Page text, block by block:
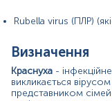
дорослих жінок та
суглобах, які
масштабних
залишкових явищ.
спостерігаються в
Rubella virus (ПЛР)
Визначення
Краснуха -
викликається
представником